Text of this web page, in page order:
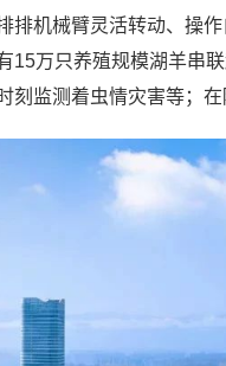
排机械臂灵活转动、操
15万只养殖规模湖羊串
刻监测着虫情灾害等；